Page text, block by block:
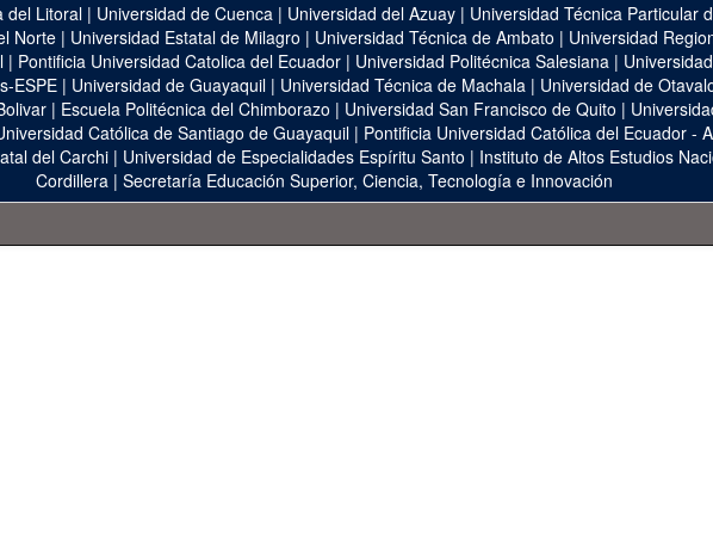
del Litoral | Universidad de Cuenca | Universidad del Azuay | Universidad Técnica Particular
Norte| Universidad Estatal de Milagro | Universidad Técnica de Ambato | Universidad
| Pontificia Universidad Catolica del Ecuador| Universidad Politécnica Salesiana|
ESPE | Universidad de Guayaquil | Universidad Técnica de Machala | Universidad de
| Escuela Politécnica del Chimborazo | Universidad San Francisco de Quito |
Católica de Santiago de Guayaquil | Pontificia Universidad Católica del Ecuador -
del Carchi | Universidad de Especialidades Espíritu Santo | Instituto de Altos Estudios
Cordillera| Secretaría Educación Superior, Ciencia, Tecnología e Innovación